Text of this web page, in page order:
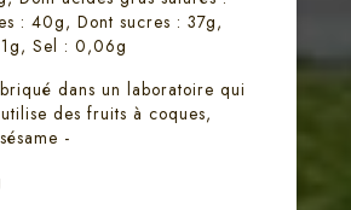
: 40g, Dont sucres : 37g,
Sel : 0,06g
dans un laboratoire qui
des fruits à coques,
-